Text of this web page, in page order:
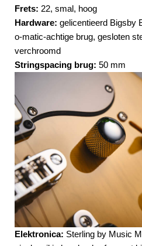
Frets: 22, smal, hoog
Hardware: gelicentieerd Bigsby
o-matic-achtige brug, gesloten
verchroomd
Stringspacing brug: 50 mm
Elektronica: Sterling by Music